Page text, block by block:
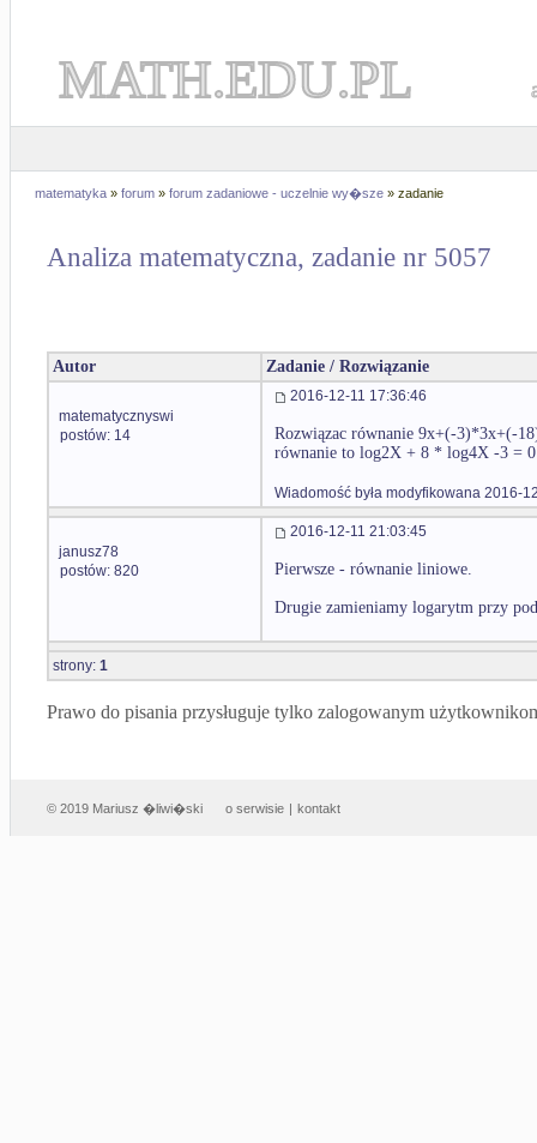
MATH.EDU.PL
matematyka » forum » forum zadaniowe - uczelnie wy�sze » zadanie
Analiza matematyczna, zadanie nr 5057
Autor Zadanie / Rozwiązanie
matematycznyswi
postów: 14
2016-12-11 17:36:46
Rozwiązac równanie 9x+(-3)*3x+(-
równanie to log2X + 8 * log4X -3 = 0
Wiadomość była modyfikowana 2016-
janusz78
postów: 820
2016-12-11 21:03:45
Pierwsze - równanie liniowe.
Drugie zamieniamy logarytm przy
strony: 1
Prawo do pisania przysługuje tylko zalogowanym
© 2019 Mariusz �liwi�ski o serwisie | kontakt